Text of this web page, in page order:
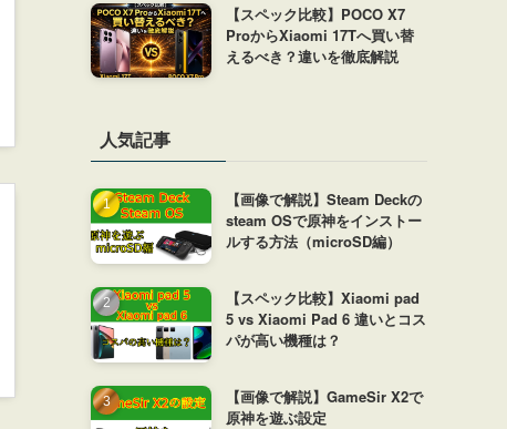
【スペック比較】POCO X7
ProからXiaomi 17Tへ買い替
えるべき？違いを徹底解説
人気記事
【画像で解説】Steam Deckの
steam OSで原神をインストー
ルする方法（microSD編）
【スペック比較】Xiaomi pad
5 vs Xiaomi Pad 6 違いとコス
パが高い機種は？
【画像で解説】GameSir X2で
原神を遊ぶ設定